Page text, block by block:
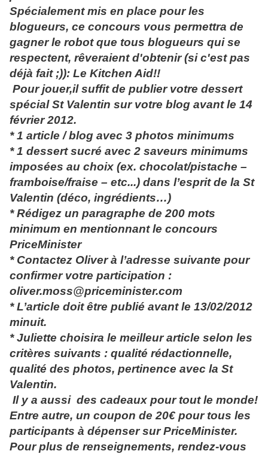
Spécialement mis en place pour les
blogueurs, ce concours vous permettra de
gagner le robot que tous blogueurs qui se
respectent, rêveraient d'obtenir (si c'est pas
déjà fait ;)): Le Kitchen Aid!!
Pour jouer,il suffit de publier votre dessert
spécial St Valentin sur votre blog avant le 14
février 2012.
* 1 article / blog avec 3 photos minimums
* 1 dessert sucré avec 2 saveurs minimums
imposées au choix (ex. chocolat/pistache –
framboise/fraise – etc...) dans l’esprit de la St
Valentin (déco, ingrédients…)
* Rédigez un paragraphe de 200 mots
minimum en mentionnant le concours
PriceMinister
* Contactez Oliver à l’adresse suivante pour
confirmer votre participation :
oliver.moss@priceminister.com
* L’article doit être publié avant le 13/02/2012
minuit.
* Juliette choisira le meilleur article selon les
critères suivants : qualité rédactionnelle,
qualité des photos, pertinence avec la St
Valentin.
Il y a aussi des cadeaux pour tout le monde!
Entre autre, un coupon de 20€ pour tous les
participants à dépenser sur PriceMinister.
Pour plus de renseignements, rendez-vous